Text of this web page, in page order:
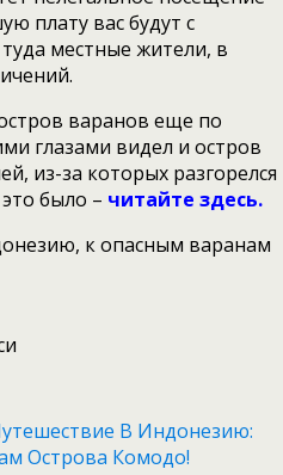
плату вас будут с
местные жители, в
варанов еще по
глазами видел и остров
из-за которых разгорелся
было – читайте здесь.
к опасным варанам
В Индонезию:
Острова Комодо!